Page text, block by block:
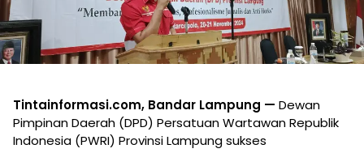
Tintainformasi.com, Bandar Lampung — Dewan
Pimpinan Daerah (DPD) Persatuan Wartawan Republik
Indonesia (PWRI) Provinsi Lampung sukses